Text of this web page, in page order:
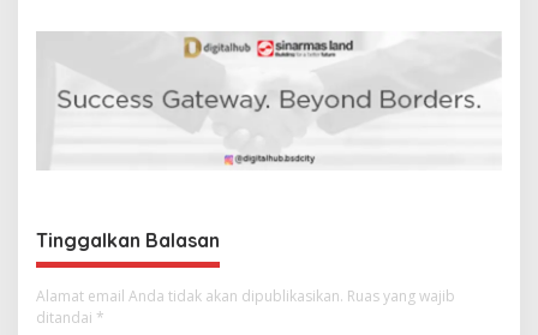
g
p
s
Tinggalkan Balasan
Alamat email Anda tidak akan dipublikasikan. Ruas yang wajib
ditandai *